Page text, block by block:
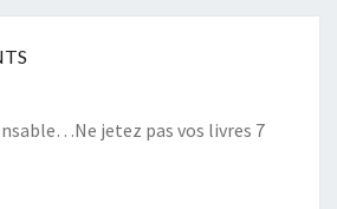
jetez pas vos livres 7